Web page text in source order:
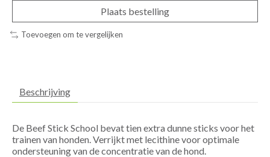
Plaats bestelling
Toevoegen om te vergelijken
Beschrijving
De Beef Stick School bevat tien extra dunne sticks voor het
trainen van honden. Verrijkt met lecithine voor optimale
ondersteuning van de concentratie van de hond.